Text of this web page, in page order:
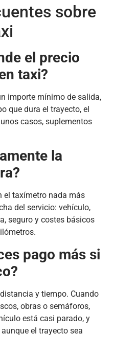
sobre
el precio
taxi?
importe mínimo de salida,
que dura el trayecto, el
casos, suplementos
la
el taxímetro nada más
del servicio: vehículo,
seguro y costes básicos
pago más si
y tiempo. Cuando
obras o semáforos,
está casi parado, y
el trayecto sea